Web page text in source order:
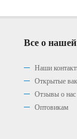
Все о
Наши
Открытые
Отзывы о нас
Оптовикам